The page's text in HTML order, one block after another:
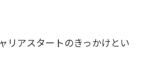
リアスタートのきっかけとい